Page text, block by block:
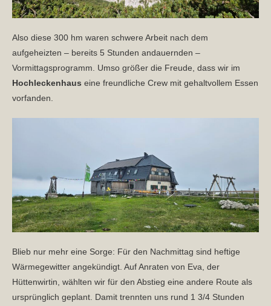
Also diese 300 hm waren schwere Arbeit nach dem
aufgeheizten – bereits 5 Stunden andauernden –
Vormittagsprogramm. Umso größer die Freude, dass wir im
Hochleckenhaus eine freundliche Crew mit gehaltvollem Essen
vorfanden.
Blieb nur mehr eine Sorge: Für den Nachmittag sind heftige
Wärmegewitter angekündigt. Auf Anraten von Eva, der
Hüttenwirtin, wählten wir für den Abstieg eine andere Route als
ursprünglich geplant. Damit trennten uns rund 1 3/4 Stunden